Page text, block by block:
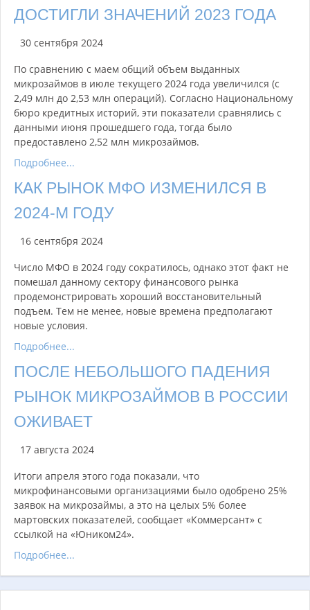
ДОСТИГЛИ ЗНАЧЕНИЙ 2023 ГОДА
30 сентября 2024
По сравнению с маем общий объем выданных
микрозаймов в июле текущего 2024 года увеличился (с
2,49 млн до 2,53 млн операций). Согласно Национальному
бюро кредитных историй, эти показатели сравнялись с
данными июня прошедшего года, тогда было
предоставлено 2,52 млн микрозаймов.
Подробнее...
КАК РЫНОК МФО ИЗМЕНИЛСЯ В
2024-М ГОДУ
16 сентября 2024
Число МФО в 2024 году сократилось, однако этот факт не
помешал данному сектору финансового рынка
продемонстрировать хороший восстановительный
подъем. Тем не менее, новые времена предполагают
новые условия.
Подробнее...
ПОСЛЕ НЕБОЛЬШОГО ПАДЕНИЯ
РЫНОК МИКРОЗАЙМОВ В РОССИИ
ОЖИВАЕТ
17 августа 2024
Итоги апреля этого года показали, что
микрофинансовыми организациями было одобрено 25%
заявок на микрозаймы, а это на целых 5% более
мартовских показателей, сообщает «Коммерсант» с
ссылкой на «Юником24».
Подробнее...